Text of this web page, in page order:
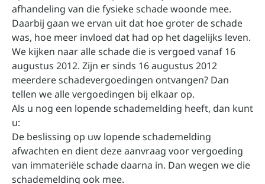
afhandeling van die fysieke schade woonde mee.
Daarbij gaan we ervan uit dat hoe groter de schade
was, hoe meer invloed dat had op het dagelijks leven.
We kijken naar alle schade die is vergoed vanaf 16
augustus 2012. Zijn er sinds 16 augustus 2012
meerdere schadevergoedingen ontvangen? Dan
tellen we alle vergoedingen bij elkaar op.
Als u nog een lopende schademelding heeft, dan kunt
u:
De beslissing op uw lopende schademelding
afwachten en dient deze aanvraag voor vergoeding
van immateriële schade daarna in. Dan wegen we die
schademelding ook mee.